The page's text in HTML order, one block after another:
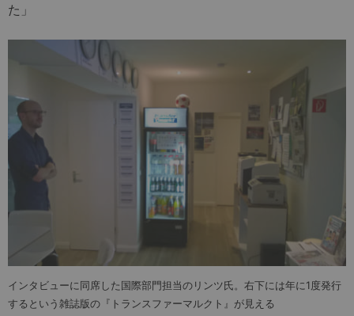
た」
インタビューに同席した国際部門担当のリンツ氏。右下には年に1度発行
するという雑誌版の『トランスファーマルクト』が見える